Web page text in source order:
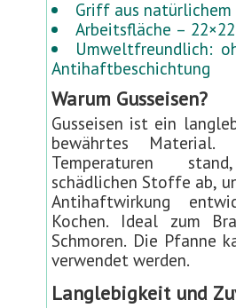
Griff aus
Arbeitsfläche –
Umweltfreundlich:
Antihaftbeschichtung
Warum Gusseisen?
Gusseisen ist ein
bewährtes
Temperaturen
schädlichen Stoffe ab,
Antihaftwirkung
Kochen. Ideal zum
Schmoren. Die Pfanne
verwendet werden.
Langlebigkeit und